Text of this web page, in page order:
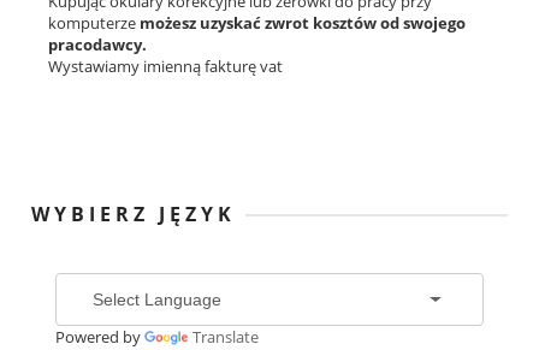
komputerze możesz uzyskać zwrot kosztów od swojego
pracodawcy.
Wystawiamy imienną fakturę vat
WYBIERZ JĘZYK
Powered by Translate